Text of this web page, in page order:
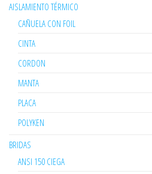
AISLAMIENTO TÉRMICO
CAÑUELA CON FOIL
CINTA
CORDON
MANTA
PLACA
POLYKEN
BRIDAS
ANSI 150 CIEGA